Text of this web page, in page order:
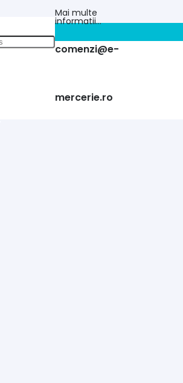
Mai multe
informatii…
comenzi@e-
mercerie.ro